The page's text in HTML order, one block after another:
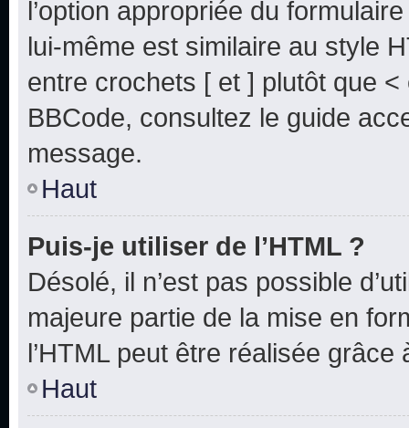
l’option appropriée du
lui-même est similaire au style
entre crochets [ et ] plutôt que
BBCode, consultez le guide
message.
Haut
Puis-je utiliser de l’HTML ?
Désolé, il n’est pas possible
majeure partie de la mise en
l’HTML peut être réalisée grâce
Haut